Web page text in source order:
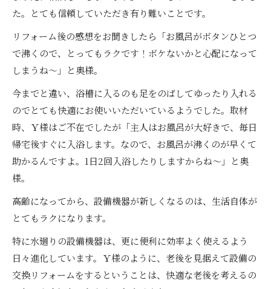
た。とても信頼していただき有り難いことです。
リフォーム後の感想をお聞きしたら「お風呂がボタンひとつ
で沸くので、とってもラクです！ボケないかと心配になって
しまうね～」と奥様。
今までと違い、浴槽に入るのも足をのばしてゆったり入れる
のでとても快適にお使いいただいているようでした。取材
時、Ｙ様はご不在でしたが「主人はお風呂が大好きで、毎日
帰宅後すぐに入浴します。なので、お風呂が沸くのが早くて
助かるんですよ。1日2回入浴したりしますからね～」と奥
様。
高齢になってから、設備機器が新しくなるのは、生活自体が
とてもラクになります。
特に水廻りの設備機器は、更に便利に効率よく使えるよう
日々進化しています。Ｙ様のように、老後を見据えて設備の
交換リフォームをするということは、快適な老後を考えるの